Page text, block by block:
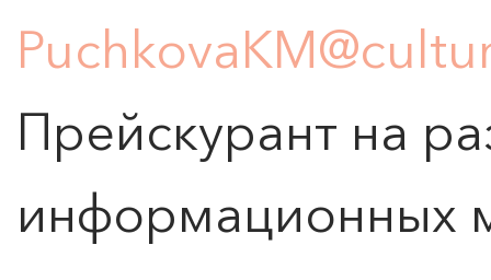
Прейскурант на
информационных